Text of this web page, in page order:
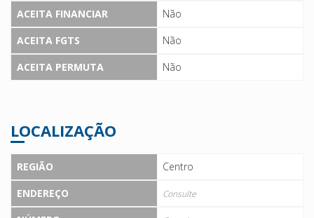
ACEITA FINANCIAR
Não
ACEITA FGTS
Não
ACEITA PERMUTA
Não
LOCALIZAÇÃO
REGIÃO
Centro
ENDEREÇO
Consulte